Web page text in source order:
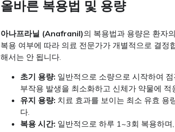
올바른 복용법 및 용량
아나프라닐 (Anafranil)의 복용법과 용량은 환자
복용 여부에 따라 의료 전문가가 개별적으로 결
해서는 안 됩니다.
초기 용량: 일반적으로 소량으로 시작하여
부작용 발생을 최소화하고 신체가 약물에 적
유지 용량: 치료 효과를 보이는 최소 유효 용
다.
복용 시간: 일반적으로 하루 1~3회 복용하